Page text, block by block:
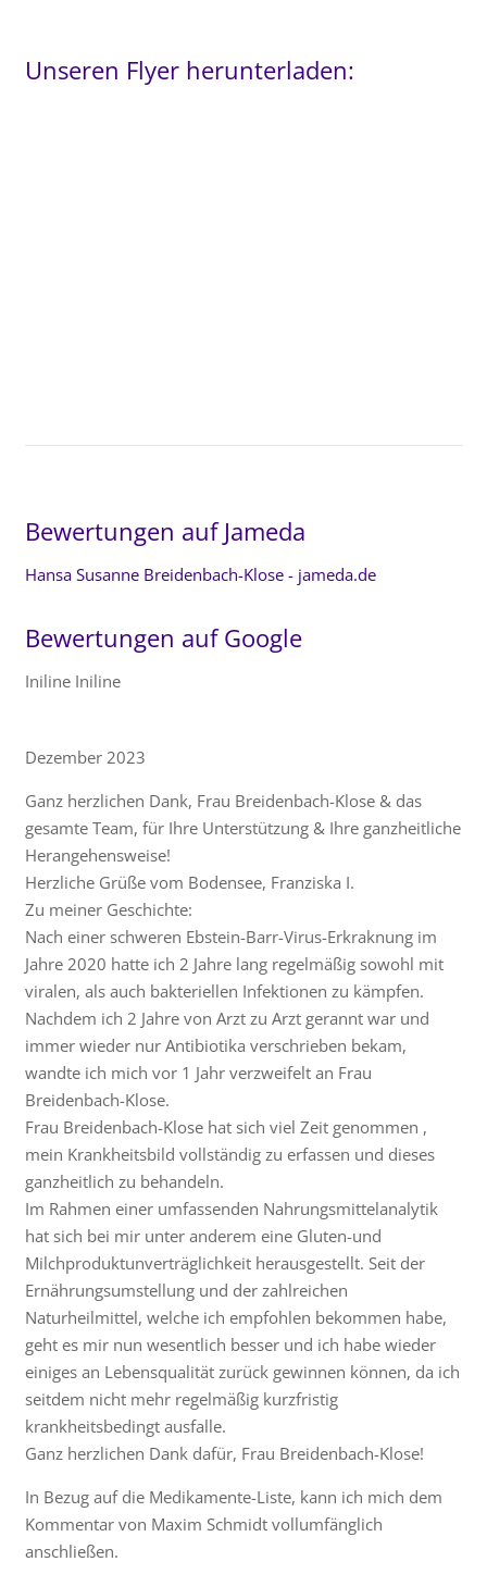
Unseren Flyer herunterladen:
Bewertungen auf Jameda
Hansa Susanne Breidenbach-Klose - jameda.de
Bewertungen auf Google
Iniline Iniline
Dezember 2023
Ganz herzlichen Dank, Frau Breidenbach-Klose & das
gesamte Team, für Ihre Unterstützung & Ihre ganzheitliche
Herangehensweise!
Herzliche Grüße vom Bodensee, Franziska I.
Zu meiner Geschichte:
Nach einer schweren Ebstein-Barr-Virus-Erkraknung im
Jahre 2020 hatte ich 2 Jahre lang regelmäßig sowohl mit
viralen, als auch bakteriellen Infektionen zu kämpfen.
Nachdem ich 2 Jahre von Arzt zu Arzt gerannt war und
immer wieder nur Antibiotika verschrieben bekam,
wandte ich mich vor 1 Jahr verzweifelt an Frau
Breidenbach-Klose.
Frau Breidenbach-Klose hat sich viel Zeit genommen ,
mein Krankheitsbild vollständig zu erfassen und dieses
ganzheitlich zu behandeln.
Im Rahmen einer umfassenden Nahrungsmittelanalytik
hat sich bei mir unter anderem eine Gluten-und
Milchproduktunverträglichkeit herausgestellt. Seit der
Ernährungsumstellung und der zahlreichen
Naturheilmittel, welche ich empfohlen bekommen habe,
geht es mir nun wesentlich besser und ich habe wieder
einiges an Lebensqualität zurück gewinnen können, da ich
seitdem nicht mehr regelmäßig kurzfristig
krankheitsbedingt ausfalle.
Ganz herzlichen Dank dafür, Frau Breidenbach-Klose!
In Bezug auf die Medikamente-Liste, kann ich mich dem
Kommentar von Maxim Schmidt vollumfänglich
anschließen.